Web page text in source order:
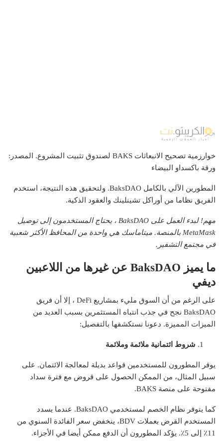
خوارزمية تصحيح الانبعاثات BAKS لصندوق تثبيت المشروع. المصدر:
ورقة باكسداو البيضاء
المطورين الآلي بالكامل BaksDAO. ولتحقيق هذه النتيجة، استخدم
الفريق نظاما من أوراكل تشينلينك والعقود الذكية.
مهم! لبدء العمل على BaksDAO ، يحتاج المستخدمون إلى توصيل
MetaMask بالمنصة. ميتاماسك هي واحدة من المحافظ الأكثر شعبية
في مجتمع التشفير.
ما يميز BaksDAO عن غيرها من اللاعبين
ديفي
على الرغم من أن السوق مليء بمشاريع DeFi ، إلا أن فريق
BaksDAO نجح في جذب انتباه المستثمرين بسبب العديد من
الميزات المميزة. دعونا نستكشفها بالتفصيل:
شروط ائتمانية ملائمة وملائمة
يوفر المطورون للمستخدمين قواعد بديلة لمعالجة الائتمان. على
سبيل المثال، من الممكن الحصول على قروض مع فترة سداد
مفتوحة على منصة BAKS.
كما يتوفر نظام الخصم لمستخدمي BaksDAO. عندما يسدد
المستخدم القرض بعملات BDV، ينخفض سعر الفائدة السنوي من
11٪ إلى 5٪. يؤكد المطورون أن الدفع ممكن أيضا في الأجزاء.